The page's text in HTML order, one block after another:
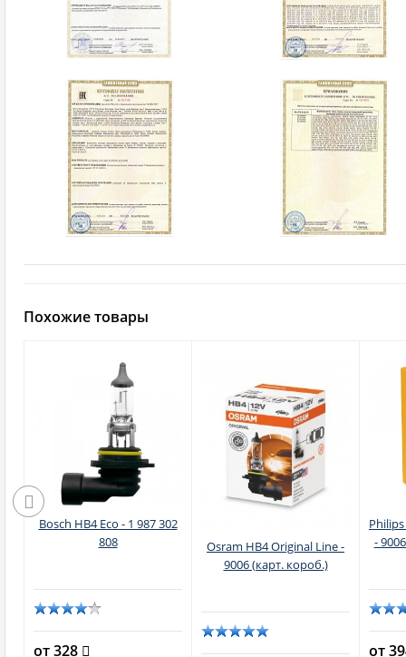
Похожие товары
Bosch HB4 Eco - 1 987 302
808
от 328
Osram HB4 Original Line -
9006 (карт. короб.)
-
от